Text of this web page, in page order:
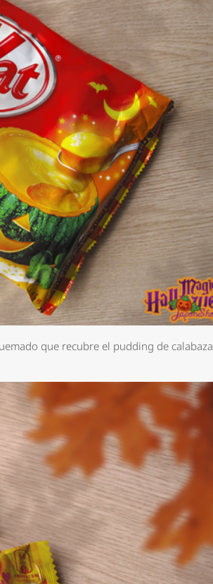
que recubre el pudding de calabaza